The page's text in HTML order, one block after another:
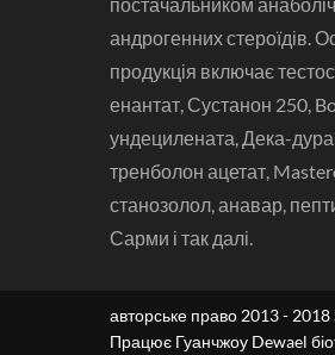
андрогенних стероїдів.
продукція включає
енантат, Сустанон 250,
ундецилената, Дека-
тренболон ацетат,
станозолол, анавар,
Сарми і так далі.
авторське право 2013 -
Працює Гуанчжоу Dewael